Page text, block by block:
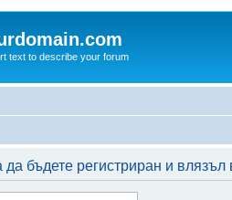
text to describe your forum
бъдете регистриран и